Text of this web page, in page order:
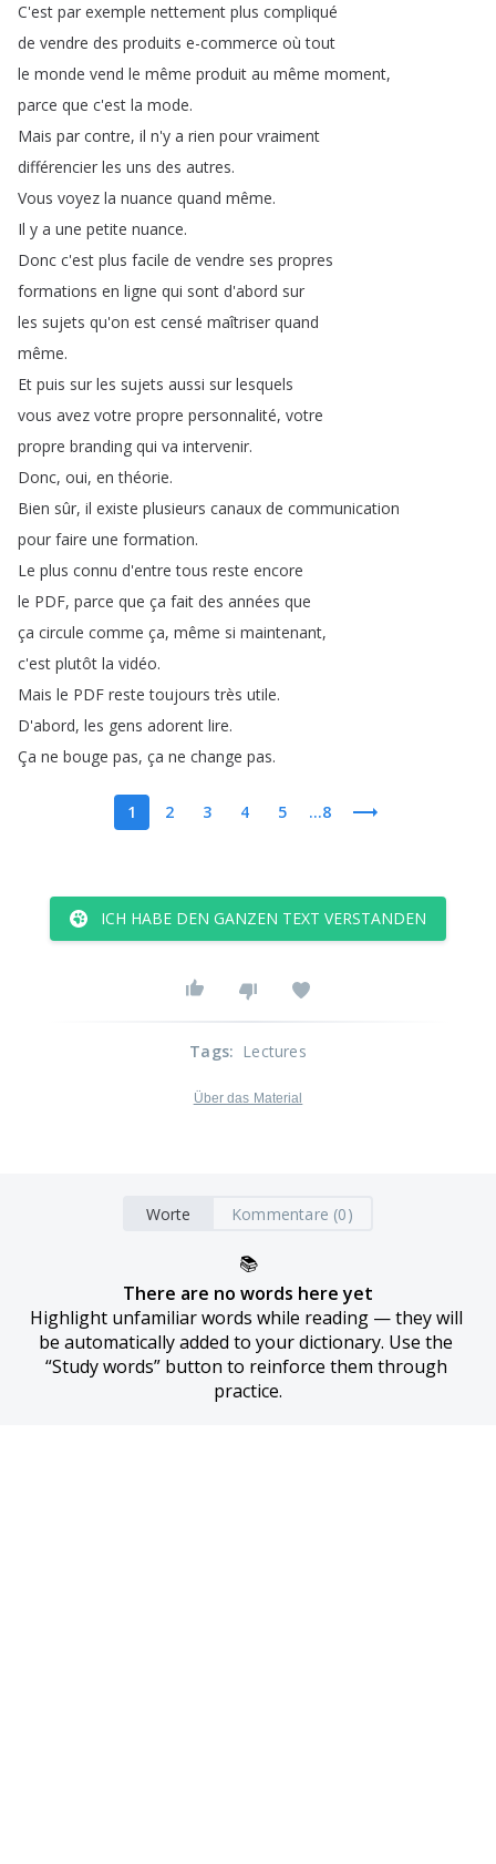
C'est par exemple nettement plus compliqué
de vendre des produits e-commerce où tout
le monde vend le même produit au même moment,
parce que c'est la mode.
Mais par contre, il n'y a rien pour vraiment
différencier les uns des autres.
Vous voyez la nuance quand même.
Il y a une petite nuance.
Donc c'est plus facile de vendre ses propres
formations en ligne qui sont d'abord sur
les sujets qu'on est censé maîtriser quand
même.
Et puis sur les sujets aussi sur lesquels
vous avez votre propre personnalité, votre
propre branding qui va intervenir.
Donc, oui, en théorie.
Bien sûr, il existe plusieurs canaux de communication
pour faire une formation.
Le plus connu d'entre tous reste encore
le PDF, parce que ça fait des années que
ça circule comme ça, même si maintenant,
c'est plutôt la vidéo.
Mais le PDF reste toujours très utile.
D'abord, les gens adorent lire.
Ça ne bouge pas, ça ne change pas.
1 2 3 4 5 ...8
ICH HABE DEN GANZEN TEXT VERSTANDEN
Tags: Lectures
Über das Material
Worte Kommentare (0)
📚
There are no words here yet
Highlight unfamiliar words while reading — they will
be automatically added to your dictionary. Use the
“Study words” button to reinforce them through
practice.